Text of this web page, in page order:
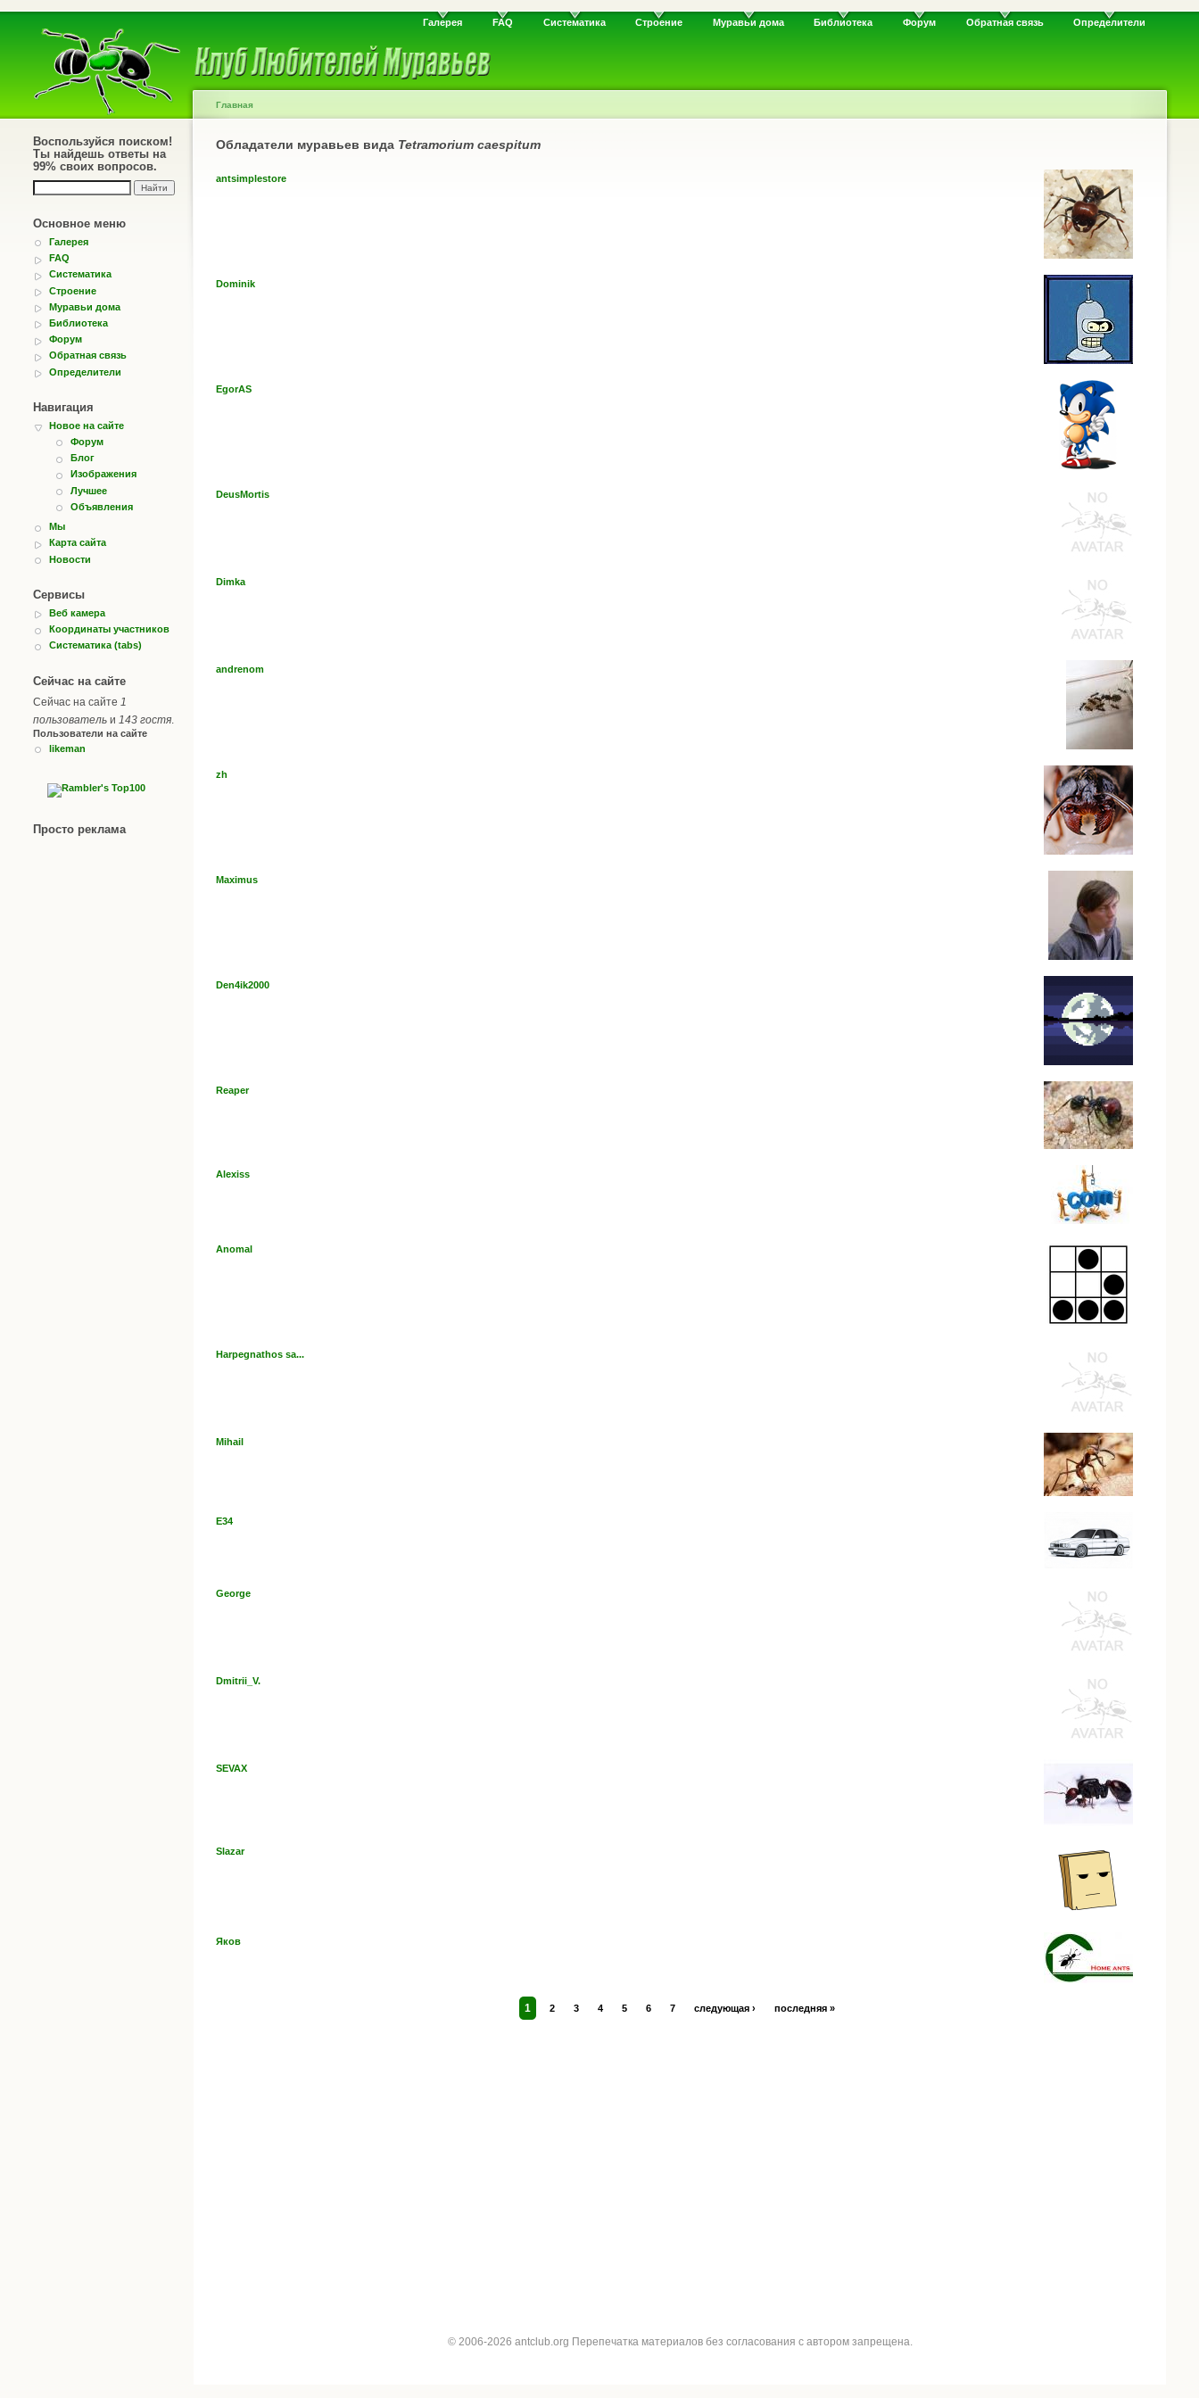
Галерея FAQ Систематика Строение Муравьи дома Библиотека Форум Обратная связь Определители
Воспользуйся поиском!
Ты найдешь ответы на
99% своих вопросов.
Основное меню
Галерея
FAQ
Систематика
Строение
Муравьи дома
Библиотека
Форум
Обратная связь
Определители
Навигация
Новое на сайте
Форум
Блог
Изображения
Лучшее
Объявления
Мы
Карта сайта
Новости
Сервисы
Веб камера
Координаты участников
Систематика (tabs)
Сейчас на сайте
Сейчас на сайте 1
пользователь и 143 гостя
Пользователи на сайте
likeman
Просто реклама
Главная
Обладатели муравьев вида Tetramorium caespitum
antsimplestore
Dominik
EgorAS
DeusMortis
Dimka
andrenom
zh
Maximus
Den4ik2000
Reaper
Alexiss
Anomal
Harpegnathos sa...
Mihail
E34
George
Dmitrii_V.
SEVAX
Slazar
Яков
1 2 3 4 5 6 7 следующая › последняя »
© 2006-2026 antclub.org Перепечатка материалов без согласования с автором запрещена.